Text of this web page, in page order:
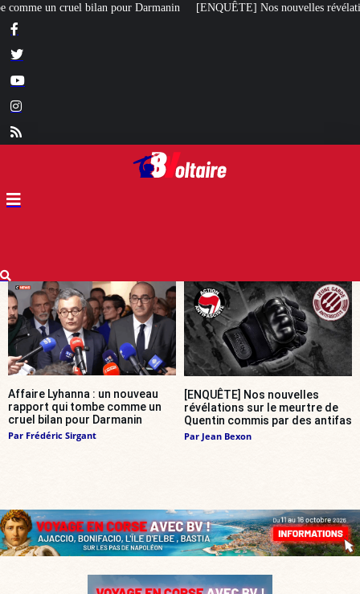
[ENQUÊTE] Nos nouvelles révélations sur le meurtre de Quentin commis
Affaire Lyhanna : un nouveau
rapport qui tombe comme un
cruel bilan pour Darmanin
Par Frédéric Sirgant
[ENQUÊTE] Nos nouvelles
révélations sur le meurtre de
Quentin commis par des antifas
Par Jean Bexon